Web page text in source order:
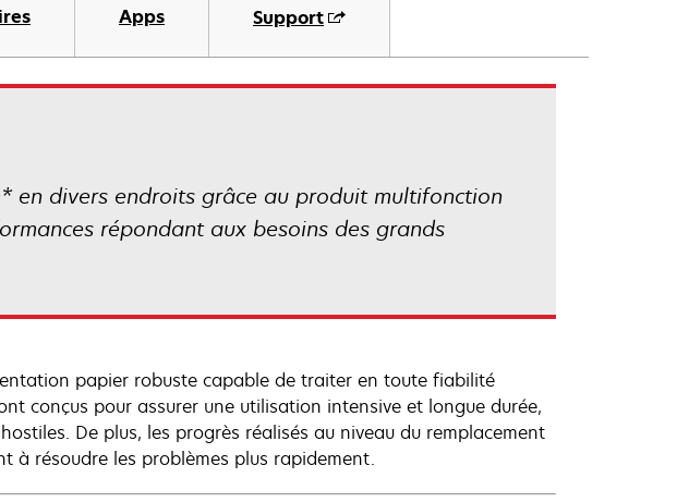
Apps Support
en divers endroits grâce au produit multifonction
répondant aux besoins des grands
papier robuste capable de traiter en toute fiabilité
conçus pour assurer une utilisation intensive et longue durée,
De plus, les progrès réalisés au niveau du remplacement
à résoudre les problèmes plus rapidement.